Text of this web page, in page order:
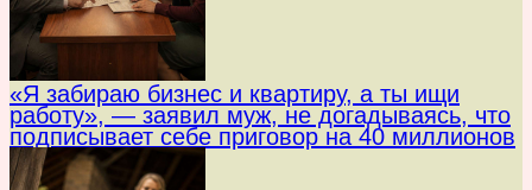
«Я забираю бизнес и квартиру, а ты ищи
работу», — заявил муж, не догадываясь, что
подписывает себе приговор на 40 миллионов